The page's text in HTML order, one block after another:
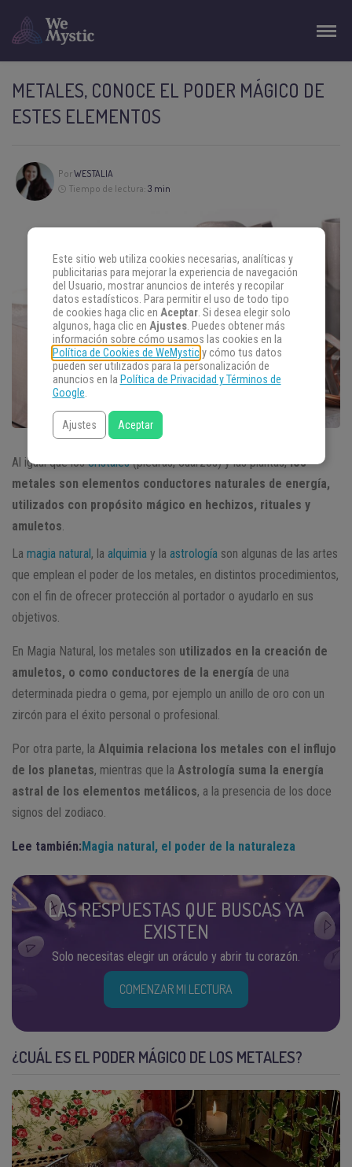
METALES, CONOCE EL PODER MÁGICO DE
ESTES ELEMENTOS
PorWESTALIA
Tiempo de lectura: 3 min
Al igual que loscristales(piedras, cuarzos) y las plantas,los
metales son elementos conductores naturales de energía,
utilizados con propósito mágico en hechizos, rituales y
amuletos
La magia natural, la alquimia y la astrología son algunas de las artes
que emplean el poder de los metales, en distintos procedimientos,
con el fin de ofrecer protección al portador o ayudarlo en sus
objetivos.
En Magia Natural, los metales son utilizados en la creación de
amuletos, o como conductores de la energía de una
determinada piedra o gema, por ejemplo un anillo de oro con un
zircón para el éxito personal o profesional.
Por otra parte, la Alquimia relaciona los metales con el influjo
de los planetas, mientras que la Astrología suma la energía
astral de los elementos metálicos, a la presencia de los doce
signos del zodiaco.
Lee también:Magia natural, el poder de la naturaleza
LAS RESPUESTAS QUE BUSCAS YA
EXISTEN
Solo necesitas elegir un oráculo y abrir tu corazón.
COMENZAR MI LECTURA
¿CUÁL ES EL PODER MÁGICO DE LOS METALES?
Este sitio web utiliza cookies necesarias, analíticas y
publicitarias para mejorar la experiencia de navegación
del Usuario, mostrar anuncios de interés y recopilar
datos estadísticos. Para permitir el uso de todo tipo
de cookies haga clic en Aceptar. Si desea elegir solo
algunos, haga clic en Ajustes. Puedes obtener más
información sobre cómo usamos las cookies en la
Política de Cookies de WeMysticy cómo tus datos
pueden ser utilizados para la personalización de
anuncios en la Política de Privacidad y Términos de
Google.
Ajustes Aceptar